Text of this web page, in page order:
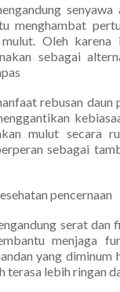
menghambat
Oleh karena
sebagai
rebusan daun
mulut secara
sebagai
pencernaan
serat
menjaga
yang diminum
terasa lebih ringan